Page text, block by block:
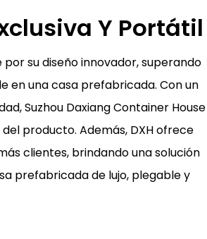
Y Portátil
por su diseño innovador, superando
en una casa prefabricada. Con un
Suzhou Daxiang Container House
producto. Además, DXH ofrece
clientes, brindando una solución
prefabricada de lujo, plegable y